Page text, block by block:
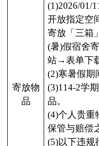
寄放物
品
(1)2026/01/
开放指定空
寄放「三箱
(暑)假宿舍
站→表单下
(2)寒暑假期
(3)114-2学
品。
(4)个人贵重
保管与赔偿
(5)以下违规